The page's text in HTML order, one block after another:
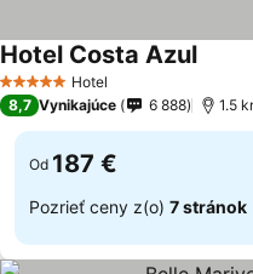
5 Počet hviezdičiek
Hotel
Hotel Costa Azul
8,7 Vynikajúce 6 888 1.5
Od 187 €
Pozrieť ceny z(o) 7 stránok